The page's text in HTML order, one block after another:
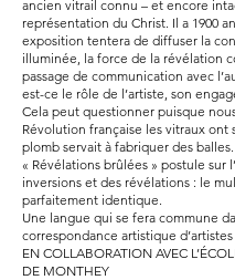
ancien vitrail connu – et encore
représentation du Christ. Il a 1900
exposition tentera de diffuser la
illuminée, la force de la révélation
passage de communication avec
est-ce le rôle de l’artiste, son
Cela peut questionner puisque
Révolution française les vitraux ont
plomb servait à fabriquer des balles.
« Révélations brûlées » postule sur
inversions et des révélations : le
parfaitement identique.
Une langue qui se fera commune
correspondance artistique
EN COLLABORATION AVEC
DE MONTHEY